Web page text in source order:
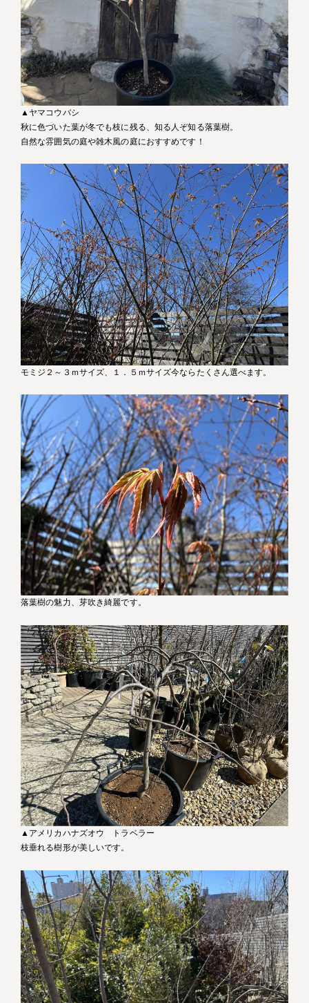
▲ヤマコウバシ
秋に色づいた葉が冬でも枝に残る、知る人ぞ知る落葉樹。
自然な雰囲気の庭や雑木風の庭におすすめです！
モミジ２～３ｍサイズ、１．５ｍサイズ今ならたくさん選べます。
落葉樹の魅力、芽吹き綺麗です。
▲アメリカハナズオウ トラベラー
枝垂れる樹形が美しいです。